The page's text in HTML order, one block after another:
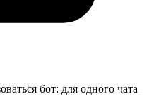
бот: для одного чата